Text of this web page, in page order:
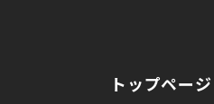
トップページ